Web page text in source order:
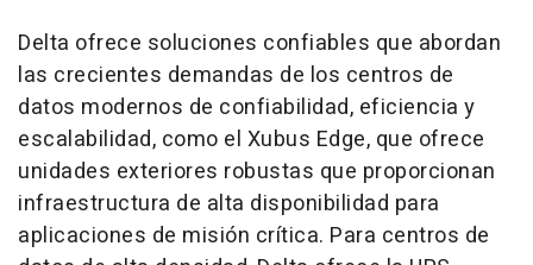
Delta ofrece soluciones confiables que abordan
las crecientes demandas de los centros de
datos modernos de confiabilidad, eficiencia y
escalabilidad, como el Xubus Edge, que ofrece
unidades exteriores robustas que proporcionan
infraestructura de alta disponibilidad para
aplicaciones de misión crítica. Para centros de